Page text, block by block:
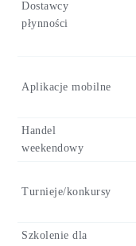
Dostawcy
płynności
Aplikacje mobilne
Handel
weekendowy
Turnieje/konkursy
Szkolenie dla